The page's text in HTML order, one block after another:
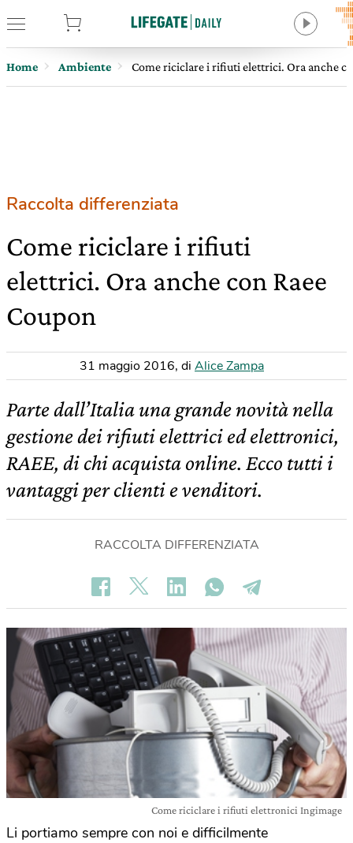
Home Ambiente Come riciclare i rifiuti elettrici. Ora anche
Raccolta differenziata
Come riciclare i rifiuti
elettrici. Ora anche con Raee
Coupon
31 maggio 2016, di Alice Zampa
Parte dall’Italia una grande novità nella
gestione dei rifiuti elettrici ed elettronici,
RAEE, di chi acquista online. Ecco tutti i
vantaggi per clienti e venditori.
RACCOLTA DIFFERENZIATA
Come riciclare i rifiuti elettronici Ingimage
Li portiamo sempre con noi e difficilmente